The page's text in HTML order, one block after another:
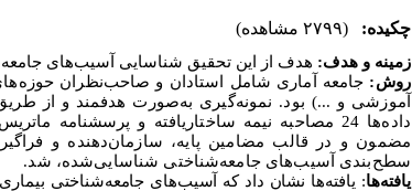
چکیده: (۲۷۹۹ مشاهده)
زمینه و هدف: هدف از این تحقیق شناسایی آسیب‌های جامعه‌شناختی
روش: جامعه آماری شامل استادان و صاحب‌نظران
آموزشی و ...) بود. نمونه‌گیری به‌صورت هدفمند و از
داده‌ها 24 مصاحبه نیمه ساختاریافته و
مضمون و در قالب مضامین پایه، سازمان‌دهنده و
سطح‌بندی آسیب‌های جامعه‌شناختی شناسایی‌شده، شد.
یافته‌ها